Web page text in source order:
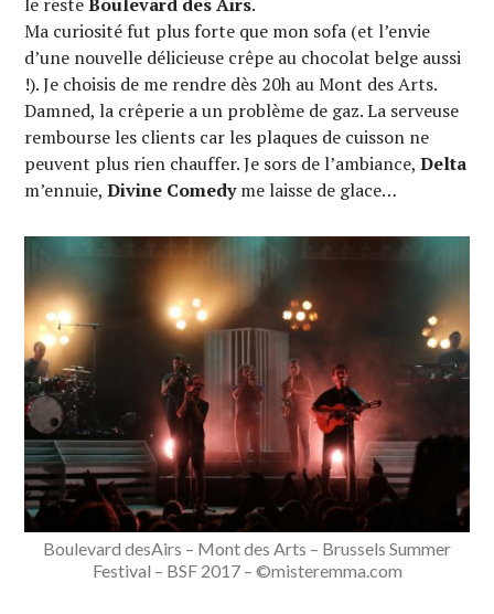
Ma curiosité fut plus forte que mon sofa (et l’envie
d’une nouvelle délicieuse crêpe au chocolat belge aussi
!). Je choisis de me rendre dès 20h au Mont des Arts.
Damned, la crêperie a un problème de gaz. La serveuse
rembourse les clients car les plaques de cuisson ne
peuvent plus rien chauffer. Je sors de l’ambiance,Delta
m’ennuie,Divine Comedyme laisse de glace…
Boulevard desAirs – Mont des Arts – Brussels Summer
Festival – BSF 2017 – ©misteremma.com